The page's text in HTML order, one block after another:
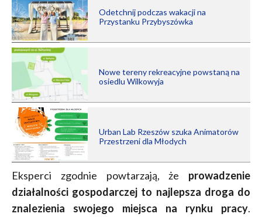
Odetchnij podczas wakacji na
Przystanku Przybyszówka
Nowe tereny rekreacyjne powstaną na
osiedlu Wilkowyja
Urban Lab Rzeszów szuka Animatorów
Przestrzeni dla Młodych
Eksperci zgodnie powtarzają, że prowadzenie
działalności gospodarczej to najlepsza droga do
znalezienia swojego miejsca na rynku pracy.